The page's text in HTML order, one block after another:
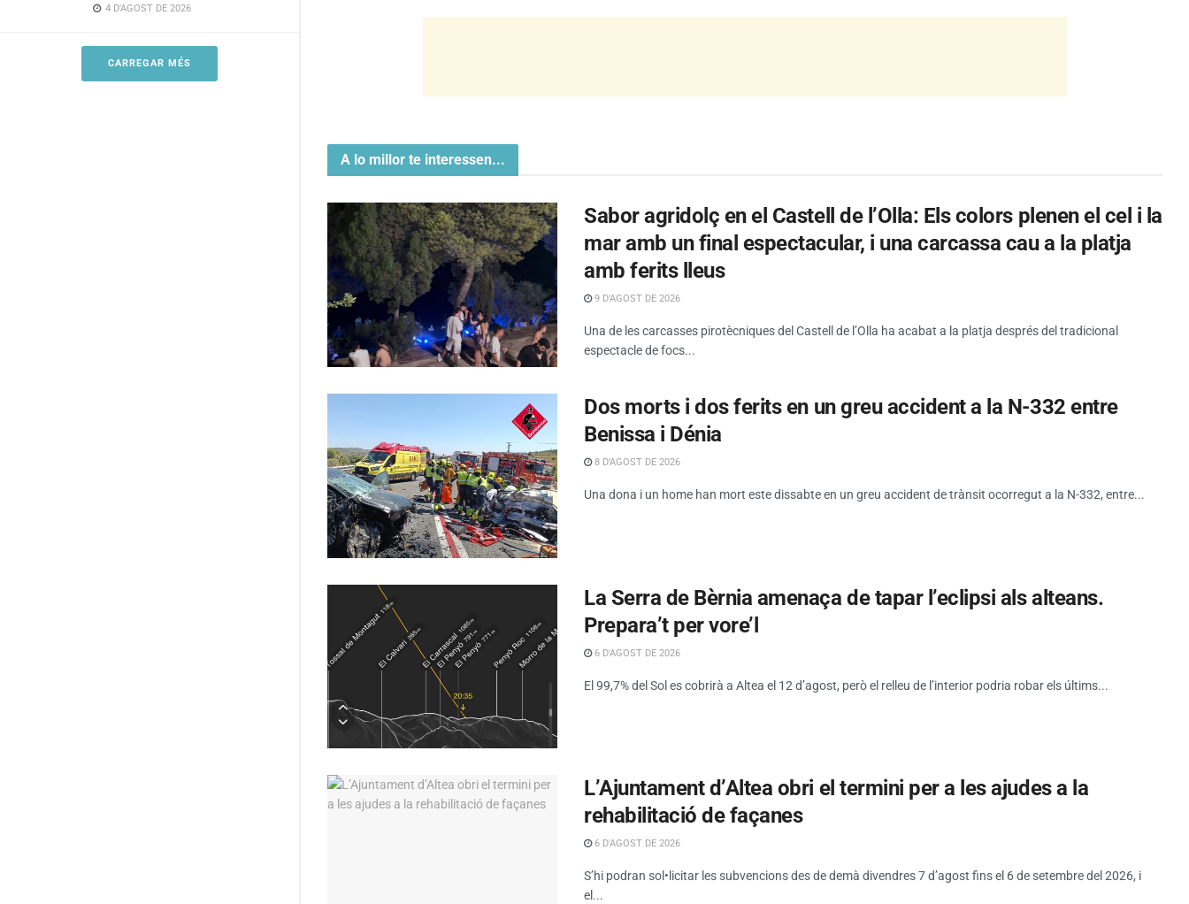
4 D'AGOST DE 2026
CARREGAR MÉS
A lo millor te interessen...
Sabor agridolç en el Castell de l’Olla: Els colors plenen el cel i la
mar amb un final espectacular, i una carcassa cau a la platja
amb ferits lleus
9 D'AGOST DE 2026
Una de les carcasses pirotècniques del Castell de l’Olla ha acabat a la platja després del tradicional
espectacle de focs...
Dos morts i dos ferits en un greu accident a la N-332 entre
Benissa i Dénia
8 D'AGOST DE 2026
Una dona i un home han mort este dissabte en un greu accident de trànsit ocorregut a la N-332, entre...
La Serra de Bèrnia amenaça de tapar l’eclipsi als alteans.
Prepara’t per vore’l
6 D'AGOST DE 2026
El 99,7% del Sol es cobrirà a Altea el 12 d’agost, però el relleu de l’interior podria robar els últims...
L’Ajuntament d’Altea obri el termini per a les ajudes a la
rehabilitació de façanes
6 D'AGOST DE 2026
S’hi podran sol•licitar les subvencions des de demà divendres 7 d’agost fins el 6 de setembre del 2026, i
el...